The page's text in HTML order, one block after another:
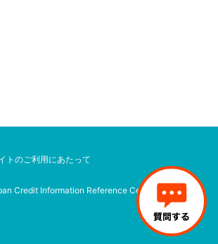
トのご利用にあたって
Credit Information Reference Center Corp. All